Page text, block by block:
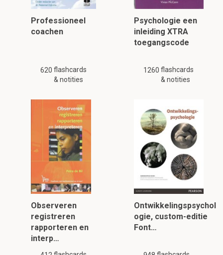
Professioneel
coachen
620 flashcards
& notities
Psychologie een
inleiding XTRA
toegangscode
1260 flashcards
& notities
Observeren
registreren
rapporteren en
interp…
Ontwikkelingspsychol
ogie, custom-editie
Font…